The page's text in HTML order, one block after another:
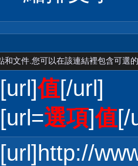
和文件.您可以在該連結裡包含可選
[url]值[/url]
[url=選項]值[/
[url]http://